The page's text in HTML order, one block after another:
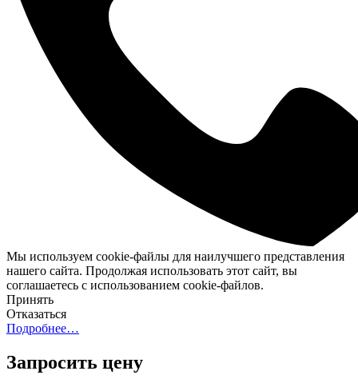
Мы используем cookie-файлы для наилучшего представления
нашего сайта. Продолжая использовать этот сайт, вы
соглашаетесь с использованием cookie-файлов.
Принять
Отказаться
Подробнее…
Запросить цену